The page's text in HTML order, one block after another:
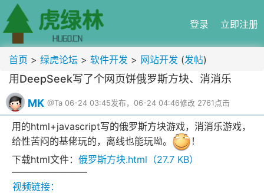
登录 立即注册
首页 > 绿虎论坛 > 软件开发 > 网站开发 (发帖)
用DeepSeek写了个网页饼俄罗斯方块、消消乐
MK @Ta 06-24 03:45发布，06-24 04:46修改 2761点击
用的html+javascript写的俄罗斯方块游戏，消消乐游戏，
给性苦闷的基佬玩的，离线也能玩呦。
！
下载html文件： 俄罗斯方块.html（27.7 KB）
————————
视频链接：